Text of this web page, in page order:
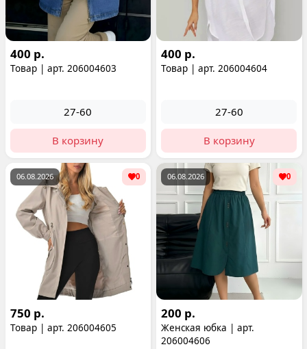
400 р.
Товар | арт. 206004603
27-60
В корзину
400 р.
Товар | арт. 206004604
27-60
В корзину
06.08.2026 0
750 р.
Товар | арт. 206004605
06.08.2026 0
200 р.
Женская юбка | арт.
206004606